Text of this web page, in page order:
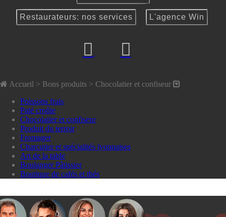
Restaurateurs: nos services L'agence Win
Accueil > Bons produits > Chocolatier et confiseur
Poissons frais
Paté croûte
Chocolatier et confiseur
Produit du terroir
Fromager
Charcutier et spécialités lyonnaises
Art de la table
Boulanger Pâtissier
Boutique de cafés et thés